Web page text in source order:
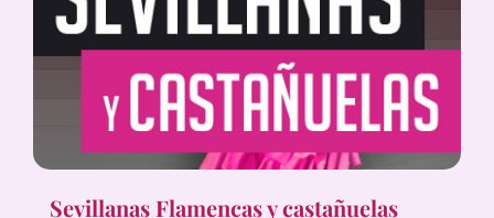
Sevillanas Flamencas y castañuelas